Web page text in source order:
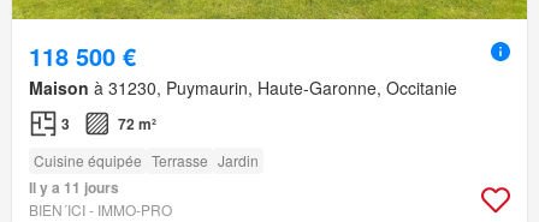
118 500 €
Maison à 31230, Puymaurin, Haute-Garonne, Occitanie
3 72 m²
Cuisine équipée Terrasse Jardin
Il y a 11 jours
BIEN´ICI - IMMO-PRO